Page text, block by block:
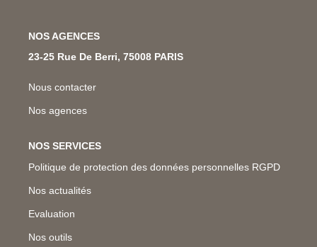
À LOUER
NOS AGENCES
23-25 Rue De Berri, 75008 PARIS
Nous contacter
Nos agences
NOS SERVICES
Politique de protection des données personnelles RGPD
Nos actualités
Evaluation
Nos outils